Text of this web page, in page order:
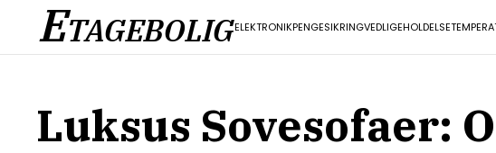
ETAGEBOLIGELEKTRONIKPENGESIKRINGVEDLIGEHOLDELSE
Luksus Sovesofaer: